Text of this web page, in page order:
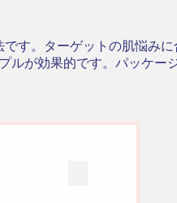
す。ターゲットの肌悩み
が効果的です。パッケー